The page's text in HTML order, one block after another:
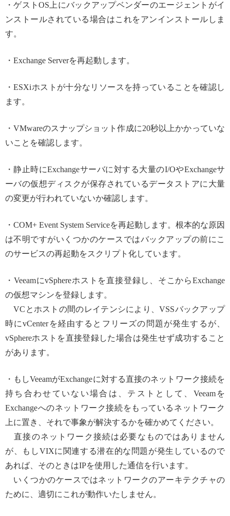
・ゲストOS上にバックアップベンダーのエージェントがイ
ンストールされている場合はこれをアンインストールしま
す。
・Exchange Serverを再起動します。
・ESXiホストが十分なリソースを持っていることを確認し
ます。
・VMwareのスナップショット作成に20秒以上かかっていな
いことを確認します。
・静止時にExchangeサーバに対する大量のI/OやExchangeサ
ーバの仮想ディスクが保存されているデータストアに大量
の変更が行われていないか確認します。
・COM+ Event System Serviceを再起動します。根本的な原因
は不明ですがいくつかのケースではバックアップの前にこ
のサービスの再起動をスクリプト化しています。
・VeeamにvSphereホストを直接登録し、そこからExchange
の仮想マシンを登録します。
VCとホストの間のレイテンシにより、VSSバックアップ
時にvCenterを経由するとフリーズの問題が発生するが、
vSphereホストを直接登録した場合は発生せず成功すること
があります。
・もしVeeamがExchangeに対する直接のネットワーク接続を
持ち合わせていない場合は、テストとして、Veeamを
Exchangeへのネットワーク接続をもっているネットワーク
上に置き、それで事象が解決するかを確かめてください。
直接のネットワーク接続は必要なものではありません
が、もしVIXに関連する潜在的な問題が発生しているので
あれば、そのときはIPを使用した通信を行います。
いくつかのケースではネットワークのアーキテクチャの
ために、適切にこれが動作いたしません。